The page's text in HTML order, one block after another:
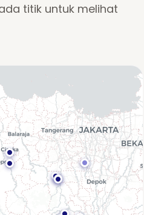
titik untuk melihat